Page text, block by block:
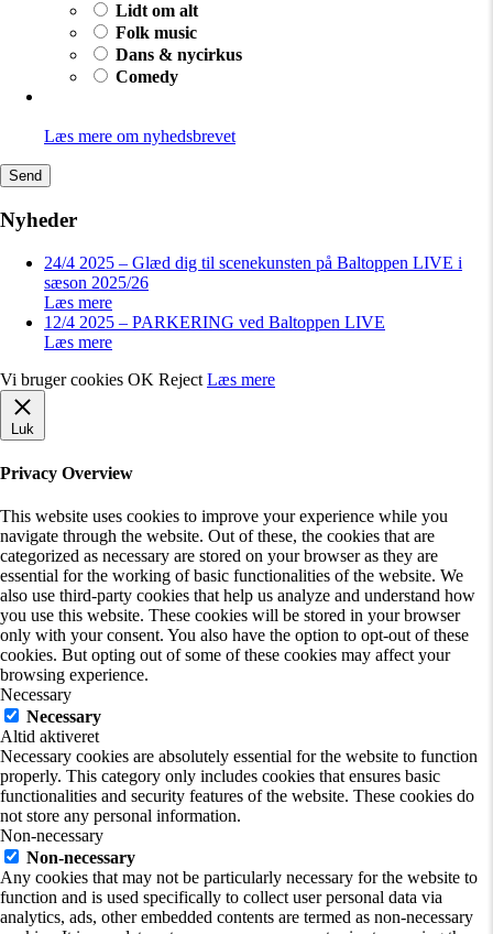
Lidt om alt
Folk music
Dans & nycirkus
Comedy
Læs mere om nyhedsbrevet
Nyheder
24/4 2025 – Glæd dig til scenekunsten på Baltoppen LIVE i
sæson 2025/26
Læs mere
12/4 2025 – PARKERING ved Baltoppen LIVE
Læs mere
Vi bruger cookies OK Reject Læs mere
Luk
Privacy Overview
This website uses cookies to improve your experience while you
navigate through the website. Out of these, the cookies that are
categorized as necessary are stored on your browser as they are
essential for the working of basic functionalities of the website. We
also use third-party cookies that help us analyze and understand how
you use this website. These cookies will be stored in your browser
only with your consent. You also have the option to opt-out of these
cookies. But opting out of some of these cookies may affect your
browsing experience.
Necessary
Necessary
Altid aktiveret
Necessary cookies are absolutely essential for the website to function
properly. This category only includes cookies that ensures basic
functionalities and security features of the website. These cookies do
not store any personal information.
Non-necessary
Non-necessary
Any cookies that may not be particularly necessary for the website to
function and is used specifically to collect user personal data via
analytics, ads, other embedded contents are termed as non-necessary